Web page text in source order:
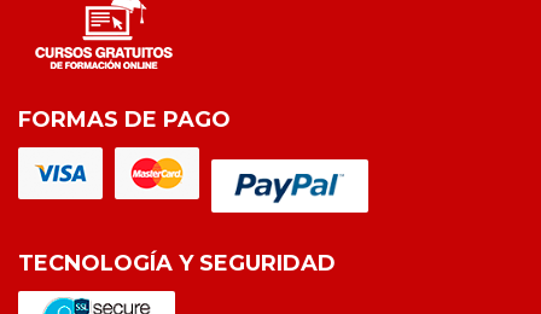
FORMAS DE PAGO
TECNOLOGÍA Y SEGURIDAD